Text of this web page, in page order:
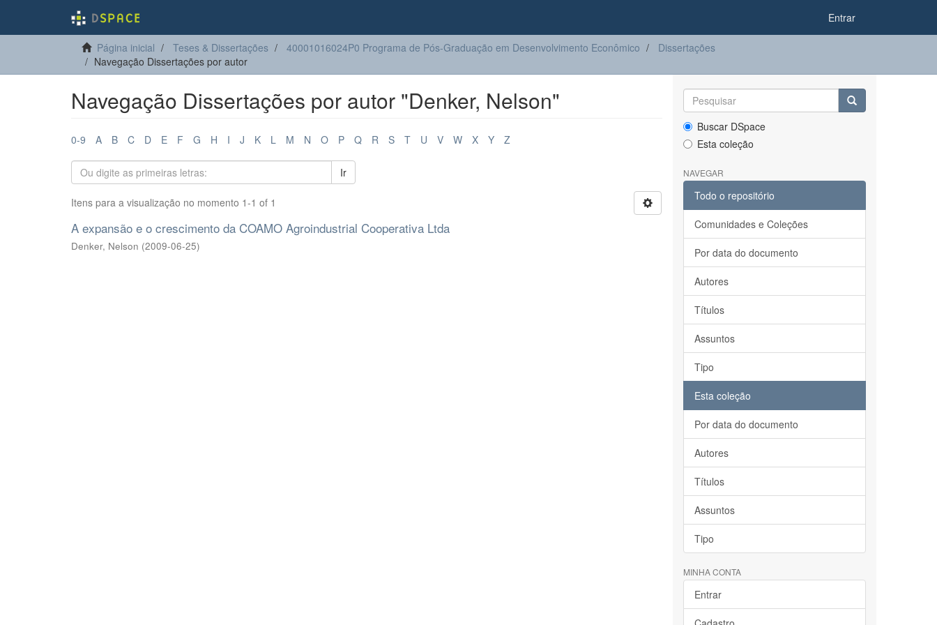
Entrar
Página inicial Teses & Dissertações 40001016024P0 Programa de Pós-Graduação em Desenvolvimento Econômico
Dissertações
Navegação Dissertações por autor
Navegação Dissertações por autor "Denker, Nelson"
0-9 A B C D E F G H I J K L M N O P Q R S T U V W X Y Z
Ir
Itens para a visualização no momento 1-1 of 1
A expansão e o crescimento da COAMO Agroindustrial Cooperativa Ltda
Denker, Nelson (2009-06-25)
Buscar DSpace
Esta coleção
NAVEGAR
Todo o repositório
Comunidades e Coleções
Por data do documento
Autores
Títulos
Assuntos
Tipo
Esta coleção
Por data do documento
Autores
Títulos
Assuntos
Tipo
MINHA CONTA
Entrar